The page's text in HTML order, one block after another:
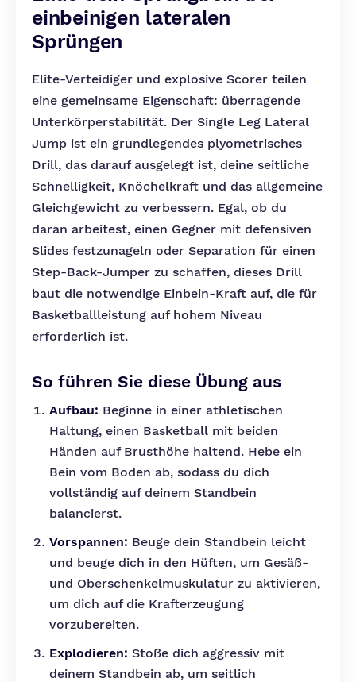
einbeinigen lateralen
Sprüngen
Elite-Verteidiger und explosive Scorer teilen
eine gemeinsame Eigenschaft: überragende
Unterkörperstabilität. Der Single Leg Lateral
Jump ist ein grundlegendes plyometrisches
Drill, das darauf ausgelegt ist, deine seitliche
Schnelligkeit, Knöchelkraft und das allgemeine
Gleichgewicht zu verbessern. Egal, ob du
daran arbeitest, einen Gegner mit defensiven
Slides festzunageln oder Separation für einen
Step-Back-Jumper zu schaffen, dieses Drill
baut die notwendige Einbein-Kraft auf, die für
Basketballleistung auf hohem Niveau
erforderlich ist.
So führen Sie diese Übung aus
Aufbau: Beginne in einer athletischen
Haltung, einen Basketball mit beiden
Händen auf Brusthöhe haltend. Hebe ein
Bein vom Boden ab, sodass du dich
vollständig auf deinem Standbein
balancierst.
Vorspannen: Beuge dein Standbein leicht
und beuge dich in den Hüften, um Gesäß-
und Oberschenkelmuskulatur zu aktivieren,
um dich auf die Krafterzeugung
vorzubereiten.
Explodieren: Stoße dich aggressiv mit
deinem Standbein ab, um seitlich